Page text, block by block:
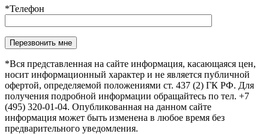
*Телефон
Оставьте это поле пустым.
*Вся представленная на сайте информация, касающаяся цен,
носит информационный характер и не является публичной
офертой, определяемой положениями ст. 437 (2) ГК РФ. Для
получения подробной информации обращайтесь по тел. +7
(495) 320-01-04. Опубликованная на данном сайте
информация может быть изменена в любое время без
предварительного уведомления.